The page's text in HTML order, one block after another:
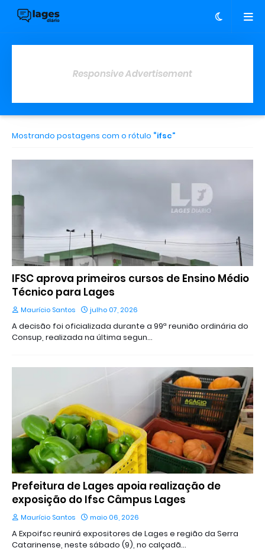
Responsive Advertisement
Mostrando postagens com o rótulo ifsc
IFSC aprova primeiros cursos de Ensino Médio
Técnico para Lages
Maurício Santos julho 07, 2026
A decisão foi oficializada durante a 99ª reunião ordinária do
Consup, realizada na última segun…
Prefeitura de Lages apoia realização de
exposição do Ifsc Câmpus Lages
Maurício Santos maio 06, 2026
A Expoifsc reunirá expositores de Lages e região da Serra
Catarinense, neste sábado (9), no calçadã…